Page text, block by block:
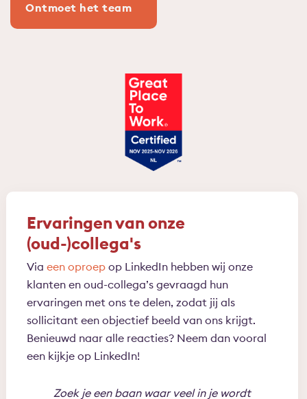
Ontmoet het team
Ervaringen van onze
(oud-)collega's
Via een oproepop LinkedIn hebben wij onze
klanten en oud-collega’s gevraagd hun
ervaringen met ons te delen, zodat jij als
sollicitant een objectief beeld van ons krijgt.
Benieuwd naar alle reacties? Neem dan vooral
een kijkje op LinkedIn!
Zoek je een baan waar veel in je wordt